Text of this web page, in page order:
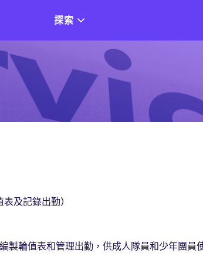
探索
及記錄出勤）
製輪值表和管理出勤，供成人隊員和少年團員